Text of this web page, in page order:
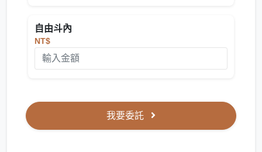
自由斗內
NT$
我要委託